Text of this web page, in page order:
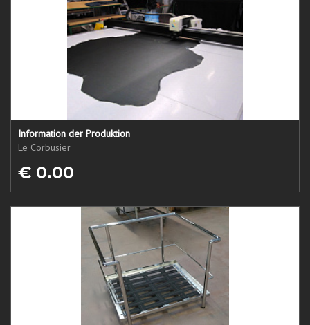
Information der Produktion
Le Corbusier
€ 0.00